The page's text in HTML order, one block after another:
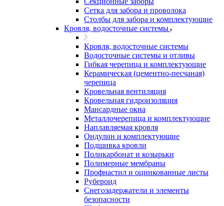
Сетка для забора и проволока
Столбы для забора и комплектующие
Кровля, водосточные системы
Кровля, водосточные системы
Водосточные системы и отливы
Гибкая черепица и комплектующие
Керамическая (цементно-песчаная)
черепица
Кровельная вентиляция
Кровельная гидроизоляция
Мансардные окна
Металлочерепица и комплектующие
Наплавляемая кровля
Ондулин и комплектующие
Подшивка кровли
Поликарбонат и козырьки
Полимерные мембраны
Профнастил и оцинкованные листы
Рубероид
Снегозадержатели и элементы
безопасности